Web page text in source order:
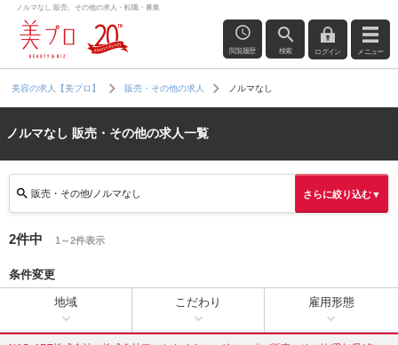
ノルマなし 販売、その他の求人・転職・募集
閲覧履歴 検索 ログイン メニュー
美容の求人【美プロ】 販売・その他の求人 ノルマなし
ノルマなし 販売・その他の求人一覧
販売・その他/ノルマなし さらに絞り込む▼
2件中 1～2件表示
条件変更
地域 こだわり 雇用形態